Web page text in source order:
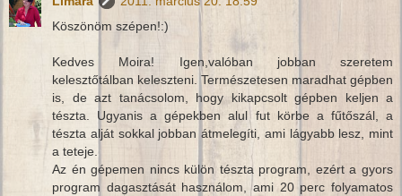
Köszönöm szépen!:)
Kedves Moira! Igen,valóban jobban szeretem
kelesztőtálban keleszteni. Természetesen maradhat gépben
is, de azt tanácsolom, hogy kikapcsolt gépben keljen a
tészta. Ugyanis a gépekben alul fut körbe a fűtőszál, a
tészta alját sokkal jobban átmelegíti, ami lágyabb lesz, mint
a teteje.
Az én gépemen nincs külön tészta program, ezért a gyors
program dagasztását használom, ami 20 perc folyamatos